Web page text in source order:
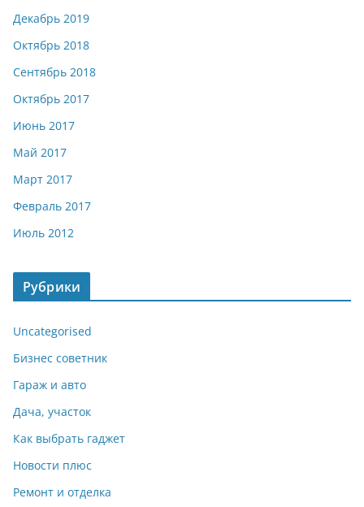
Декабрь 2019
Октябрь 2018
Сентябрь 2018
Октябрь 2017
Июнь 2017
Май 2017
Март 2017
Февраль 2017
Июль 2012
Рубрики
Uncategorised
Бизнес советник
Гараж и авто
Дача, участок
Как выбрать гаджет
Новости плюс
Ремонт и отделка